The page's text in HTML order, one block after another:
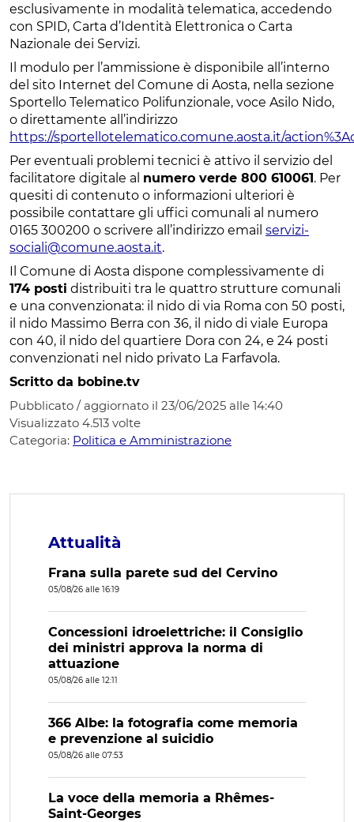
esclusivamente in modalità telematica, accedendo
con SPID, Carta d’Identità Elettronica o Carta
Nazionale dei Servizi.
Il modulo per l’ammissione è disponibile all’interno
del sito Internet del Comune di Aosta, nella sezione
Sportello Telematico Polifunzionale, voce Asilo Nido,
o direttamente all’indirizzo
https://sportellotelematico.comune.aosta.it/
Per eventuali problemi tecnici è attivo il servizio del
facilitatore digitale al numero verde 800 610061. Per
quesiti di contenuto o informazioni ulteriori è
possibile contattare gli uffici comunali al numero
0165 300200 o scrivere all’indirizzo email servizi-
sociali@comune.aosta.it.
Il Comune di Aosta dispone complessivamente di
174 posti distribuiti tra le quattro strutture comunali
e una convenzionata: il nido di via Roma con 50 posti,
il nido Massimo Berra con 36, il nido di viale Europa
con 40, il nido del quartiere Dora con 24, e 24 posti
convenzionati nel nido privato La Farfavola.
Scritto da bobine.tv
Pubblicato / aggiornato il 23/06/2025 alle 14:40
Visualizzato 4.513 volte
Categoria: Politica e Amministrazione
Attualità
Frana sulla parete sud del Cervino
05/08/26 alle 16:19
Concessioni idroelettriche: il Consiglio
dei ministri approva la norma di
attuazione
05/08/26 alle 12:11
366 Albe: la fotografia come memoria
e prevenzione al suicidio
05/08/26 alle 07:53
La voce della memoria a Rhêmes-
Saint-Georges